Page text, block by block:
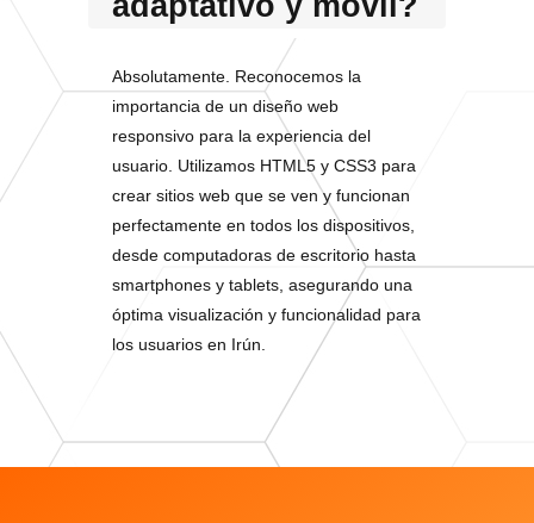
Absolutamente. Reconocemos la
importancia de un diseño web
responsivo para la experiencia del
usuario. Utilizamos HTML5 y CSS3 para
crear sitios web que se ven y funcionan
perfectamente en todos los dispositivos,
desde computadoras de escritorio hasta
smartphones y tablets, asegurando una
óptima visualización y funcionalidad para
los usuarios en Irún.